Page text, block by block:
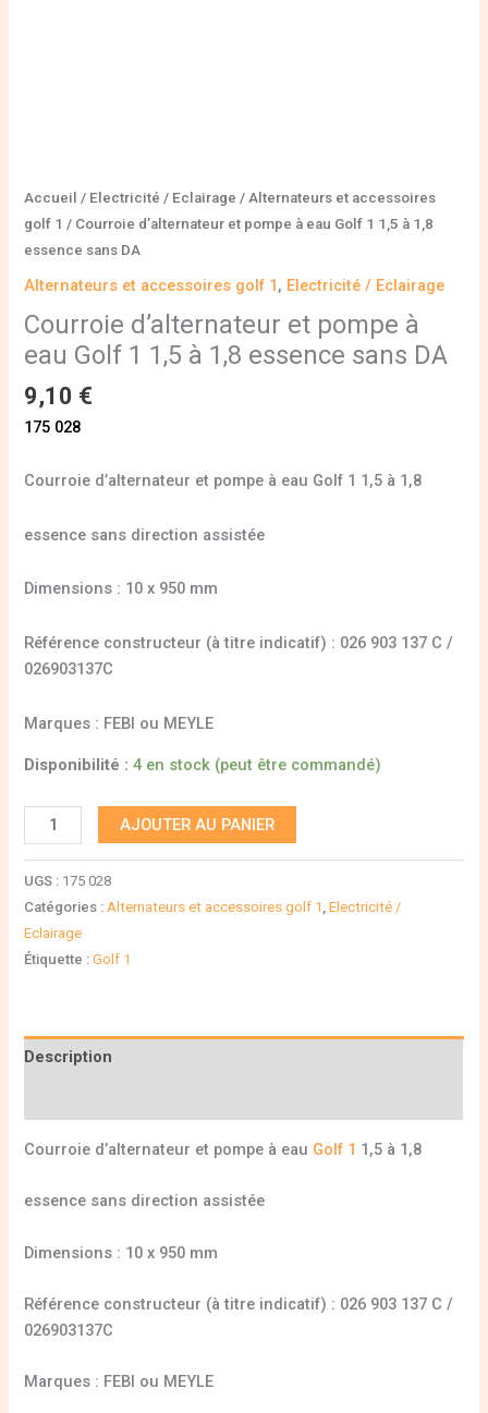
Accueil / Electricité / Eclairage / Alternateurs et accessoires
golf 1 / Courroie d’alternateur et pompe à eau Golf 1 1,5 à 1,8
essence sans DA
Alternateurs et accessoires golf 1, Electricité / Eclairage
Courroie d’alternateur et pompe à
eau Golf 1 1,5 à 1,8 essence sans DA
9,10 €
175 028
Courroie d’alternateur et pompe à eau Golf 1 1,5 à 1,8
essence sans direction assistée
Dimensions : 10 x 950 mm
Référence constructeur (à titre indicatif) : 026 903 137 C /
026903137C
Marques : FEBI ou MEYLE
Disponibilité : 4 en stock (peut être commandé)
AJOUTER AU PANIER
UGS : 175 028
Catégories : Alternateurs et accessoires golf 1 ,Electricité /
Eclairage
Étiquette :Golf 1
Description
Courroie d’alternateur et pompe à eau Golf 1 1,5 à 1,8
essence sans direction assistée
Dimensions : 10 x 950 mm
Référence constructeur (à titre indicatif) : 026 903 137 C /
026903137C
Marques : FEBI ou MEYLE